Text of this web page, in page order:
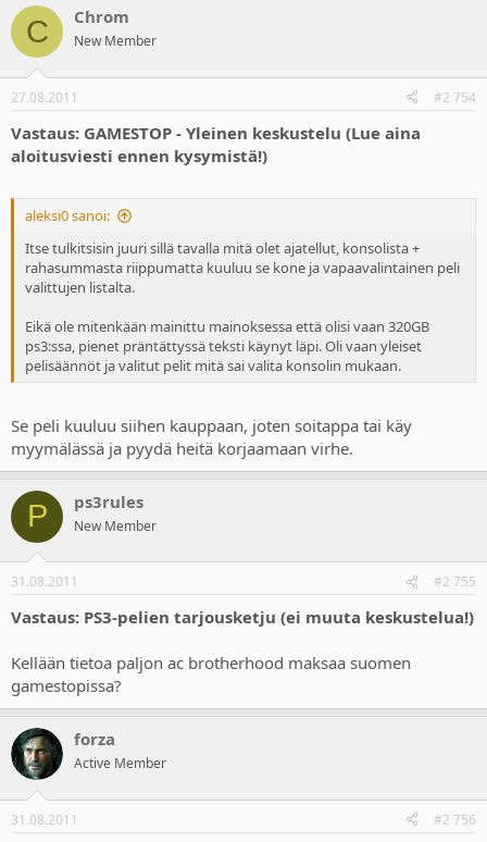
C Chrom
New Member
27.08.2011 #2 754
Vastaus: GAMESTOP - Yleinen keskustelu (Lue aina
aloitusviesti ennen kysymistä!)
aleksi0 sanoi:
Itse tulkitsisin juuri sillä tavalla mitä olet ajatellut, konsolista +
rahasummasta riippumatta kuuluu se kone ja vapaavalintainen peli
valittujen listalta.
Eikä ole mitenkään mainittu mainoksessa että olisi vaan 320GB
ps3:ssa, pienet präntättyssä teksti käynyt läpi. Oli vaan yleiset
pelisäännöt ja valitut pelit mitä sai valita konsolin mukaan.
Se peli kuuluu siihen kauppaan, joten soitappa tai käy
myymälässä ja pyydä heitä korjaamaan virhe.
P ps3rules
New Member
31.08.2011 #2 755
Vastaus: PS3-pelien tarjousketju (ei muuta keskustelua!)
Kellään tietoa paljon ac brotherhood maksaa suomen
gamestopissa?
forza
Active Member
31.08.2011 #2 756